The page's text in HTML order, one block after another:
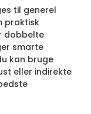
til generel
praktisk
dobbelte
smarte
kan bruge
eller indirekte